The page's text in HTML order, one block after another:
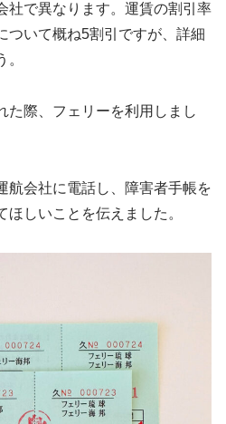
社で異なります。運賃の割引率
ついて概ね5割引ですが、詳細
た際、フェリーを利用しまし
航会社に電話し、障害者手帳を
しいことを伝えました。